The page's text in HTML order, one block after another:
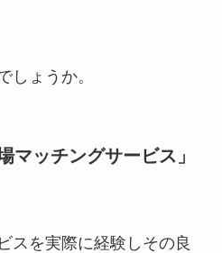
しょうか。
マッチングサービス」
スを実際に経験しその良